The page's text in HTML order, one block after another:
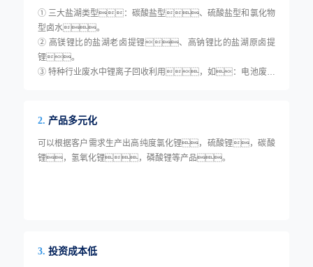
① 三大盐湖类型：碳酸盐型、硫酸盐型和氯化物
型卤水。
② 高镁锂比的盐湖老卤提锂、高钠锂比的盐湖原卤提
锂。
③ 特种行业废水中锂离子回收利用，如：电池废液
2. 产品多元化
可以根据客户需求生产出高纯度氯化锂，硫酸锂，碳酸
锂，氢氧化锂，磷酸锂等产品。
3. 投资成本低